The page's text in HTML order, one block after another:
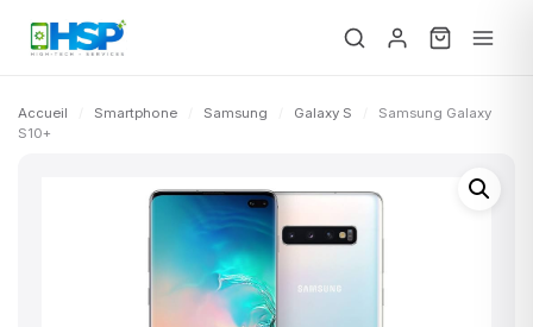
Accueil Smartphone Samsung Galaxy S
Samsung Galaxy
S10+